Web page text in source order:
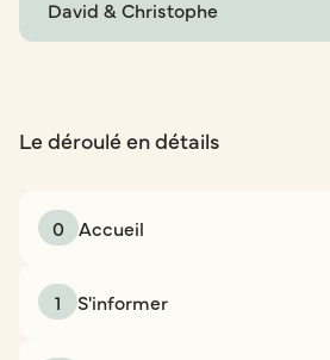
David & Christophe
Le déroulé en détails
0 Accueil
1 S'informer